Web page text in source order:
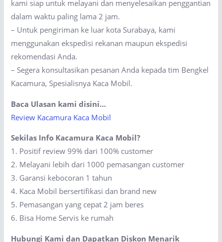
kami siap untuk melayani dan menyelesaikan penggantian
dalam waktu paling lama 2 jam.
– Untuk pengiriman ke luar kota Surabaya, kami
menggunakan ekspedisi rekanan maupun ekspedisi
rekomendasi Anda.
– Segera konsultasikan pesanan Anda kepada tim Bengkel
Kacamura, Spesialisnya Kaca Mobil.
Baca Ulasan kami disini…
Review Kacamura Kaca Mobil
Sekilas Info Kacamura Kaca Mobil?
1. Positif review 99% dari 100% customer
2. Melayani lebih dari 1000 pemasangan customer
3. Garansi kebocoran 1 tahun
4. Kaca Mobil bersertifikasi dan brand new
5. Pemasangan yang cepat 2 jam beres
6. Bisa Home Servis ke rumah
Hubungi Kami dan Dapatkan Diskon Menarik